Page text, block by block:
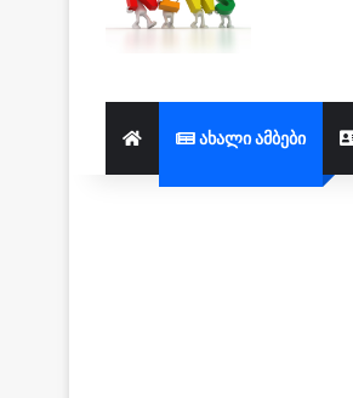
ახალი ამბები